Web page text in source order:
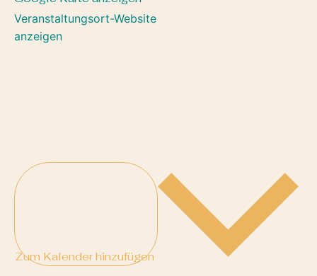
Veranstaltungsort-Website
anzeigen
Zum Kalender hinzufügen